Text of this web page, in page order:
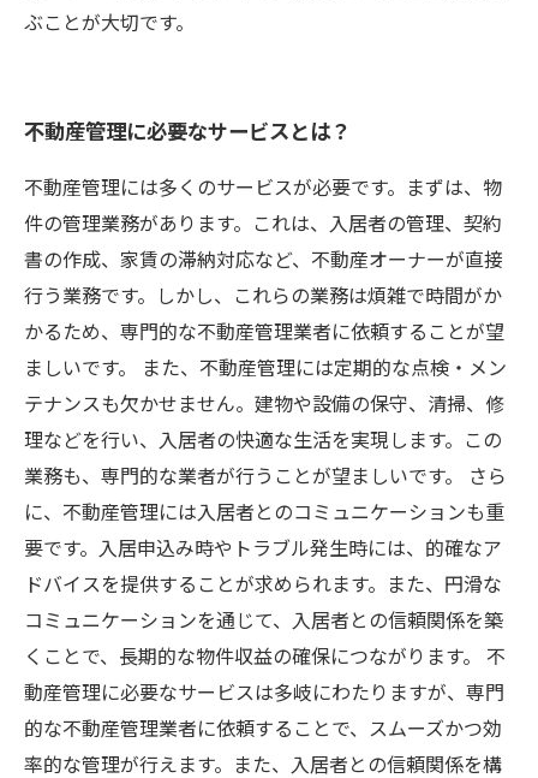
ぶことが大切です。
不動産管理に必要なサービスとは？
不動産管理には多くのサービスが必要です。まずは、物
件の管理業務があります。これは、入居者の管理、契約
書の作成、家賃の滞納対応など、不動産オーナーが直接
行う業務です。しかし、これらの業務は煩雑で時間がか
かるため、専門的な不動産管理業者に依頼することが望
ましいです。 また、不動産管理には定期的な点検・メン
テナンスも欠かせません。建物や設備の保守、清掃、修
理などを行い、入居者の快適な生活を実現します。この
業務も、専門的な業者が行うことが望ましいです。 さら
に、不動産管理には入居者とのコミュニケーションも重
要です。入居申込み時やトラブル発生時には、的確なア
ドバイスを提供することが求められます。また、円滑な
コミュニケーションを通じて、入居者との信頼関係を築
くことで、長期的な物件収益の確保につながります。 不
動産管理に必要なサービスは多岐にわたりますが、専門
的な不動産管理業者に依頼することで、スムーズかつ効
率的な管理が行えます。また、入居者との信頼関係を構